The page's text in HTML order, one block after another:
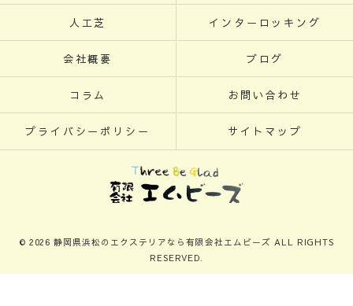
人工芝 インターロッキング
会社概要 ブログ
コラム お問い合わせ
プライバシーポリシー サイトマップ
© 2026 静岡県浜松のエクステリアなら有限会社エムビーズ ALL RIGHTS
RESERVED.